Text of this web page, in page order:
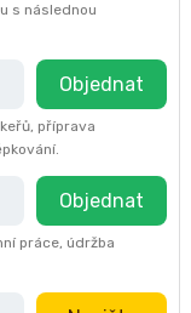
s následnou
Objednat
příprava
Objednat
práce, údržba